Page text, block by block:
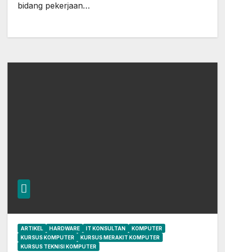
bidang pekerjaan…
ARTIKEL HARDWARE IT KONSULTAN
KOMPUTER
KURSUS KOMPUTER
KURSUS MERAKIT KOMPUTER
KURSUS TEKNISI KOMPUTER